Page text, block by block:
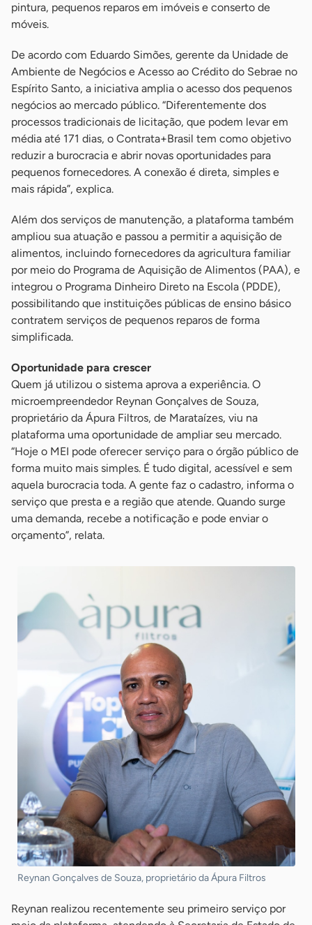
pintura, pequenos reparos em imóveis e conserto de
móveis.
De acordo com Eduardo Simões, gerente da Unidade de
Ambiente de Negócios e Acesso ao Crédito do Sebrae no
Espírito Santo, a iniciativa amplia o acesso dos pequenos
negócios ao mercado público. “Diferentemente dos
processos tradicionais de licitação, que podem levar em
média até 171 dias, o Contrata+Brasil tem como objetivo
reduzir a burocracia e abrir novas oportunidades para
pequenos fornecedores. A conexão é direta, simples e
mais rápida”, explica.
Além dos serviços de manutenção, a plataforma também
ampliou sua atuação e passou a permitir a aquisição de
alimentos, incluindo fornecedores da agricultura familiar
por meio do Programa de Aquisição de Alimentos (PAA), e
integrou o Programa Dinheiro Direto na Escola (PDDE),
possibilitando que instituições públicas de ensino básico
contratem serviços de pequenos reparos de forma
simplificada.
Oportunidade para crescer
Quem já utilizou o sistema aprova a experiência. O
microempreendedor Reynan Gonçalves de Souza,
proprietário da Ápura Filtros, de Marataízes, viu na
plataforma uma oportunidade de ampliar seu mercado.
“Hoje o MEI pode oferecer serviço para o órgão público de
forma muito mais simples. É tudo digital, acessível e sem
aquela burocracia toda. A gente faz o cadastro, informa o
serviço que presta e a região que atende. Quando surge
uma demanda, recebe a notificação e pode enviar o
orçamento”, relata.
Reynan Gonçalves de Souza, proprietário da Ápura Filtros
Reynan realizou recentemente seu primeiro serviço por